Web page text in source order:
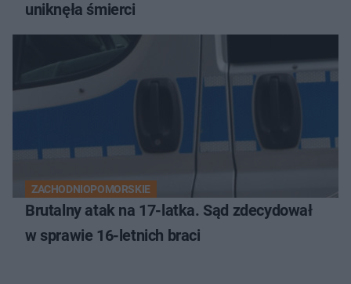
uniknęła śmierci
ZACHODNIOPOMORSKIE
Brutalny atak na 17-latka. Sąd zdecydował
w sprawie 16-letnich braci